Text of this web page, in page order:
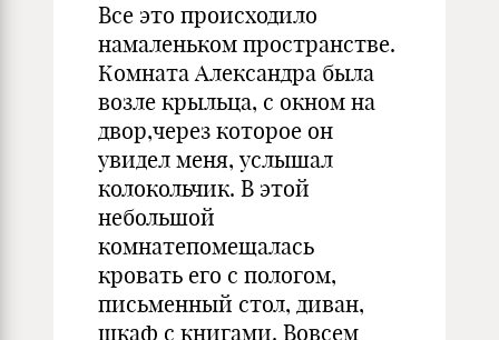
Все это происходило
намаленьком пространстве.
Комната Александра была
возле крыльца, с окном на
двор,через которое он
увидел меня, услышал
колокольчик. В этой
небольшой
комнатепомеща­лась
кровать его с пологом,
письменный стол, диван,
шкаф с книгами. Вовсем